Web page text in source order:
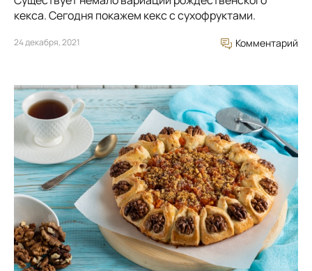
кекса. Сегодня покажем кекс с сухофруктами.
24 декабря, 2021 Комментарий